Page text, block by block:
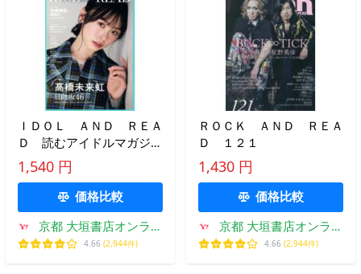
ＩＤＯＬ ＡＮＤ ＲＥＡ
Ｄ 読むアイドルマガジ
ン ０４４
1,540 円
価格比較
京都 大垣書店オンライ
ン
4.66 (2,944件)
ＲＯＣＫ ＡＮＤ ＲＥＡ
Ｄ １２１
1,430 円
価格比較
京都 大垣書店オンライ
ン
4.66 (2,944件)